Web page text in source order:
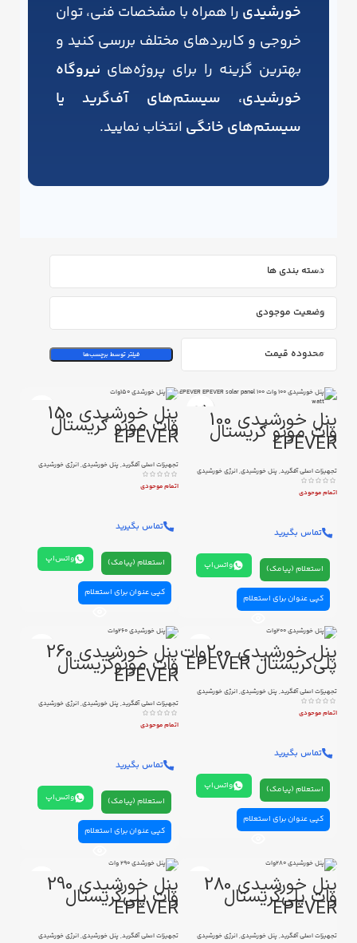
خورشیدی را همراه با مشخصات فنی، توان
خروجی و کاربردهای مختلف بررسی کنید و
بهترین گزینه را برای پروژه‌های نیروگاه
خورشیدی، سیستم‌های آف‌گرید یا
سیستم‌های خانگی انتخاب نمایید.
دسته بندی ها
وضعیت موجودی
محدوده قیمت فیلتر توسط برچسب‌ها
پنل خورشیدی 100
وات مونو کریستال
EPEVER
تجهیزات اصلی آفگرید,پنل خورشیدی,انرژی خورشیدی
اتمام موحودی
تماس بگیرید
استعلام (پیامک) واتس‌اپ
کپی عنوان برای استعلام
پنل خورشیدی 150
وات مونو کریستال
EPEVER
تجهیزات اصلی آفگرید,پنل خورشیدی,انرژی خورشیدی
اتمام موحودی
تماس بگیرید
استعلام (پیامک) واتس‌اپ
کپی عنوان برای استعلام
پنل خورشیدی 200وات پلی‌کریستال EPEVER
تجهیزات اصلی آفگرید,پنل خورشیدی,انرژی خورشیدی
اتمام موحودی
تماس بگیرید
استعلام (پیامک) واتس‌اپ
کپی عنوان برای استعلام
پنل خورشیدی 260
وات مونوکریستال
EPEVER
تجهیزات اصلی آفگرید,پنل خورشیدی,انرژی خورشیدی
اتمام موحودی
تماس بگیرید
استعلام (پیامک) واتس‌اپ
کپی عنوان برای استعلام
پنل خورشیدی 280وات پلی‌کریستال
EPEVER
تجهیزات اصلی آفگرید,پنل خورشیدی,انرژی خورشیدی
پنل خورشیدی 290وات پلی‌کریستال
EPEVER
تجهیزات اصلی آفگرید,پنل خورشیدی,انرژی خورشیدی